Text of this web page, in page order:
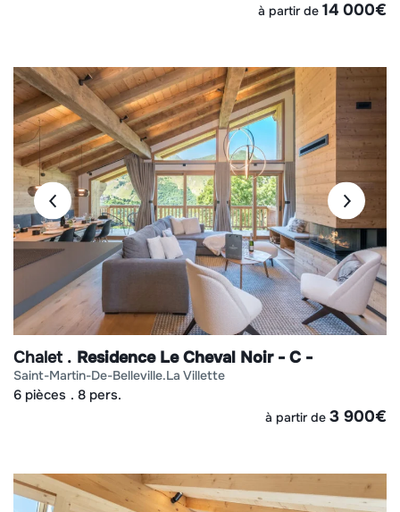
à partir de 14 000€
Chalet Residence Le Cheval Noir - C -
saint-martin-de-belleville la villette
6 pièces 8 pers.
à partir de 3 900€